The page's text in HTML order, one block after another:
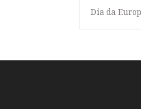
Dia da